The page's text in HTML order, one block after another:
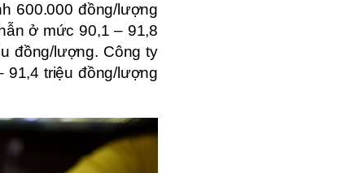
600.000 đồng/lượng
ở mức 90,1 – 91,8
đồng/lượng. Công ty
91,4 triệu đồng/lượng